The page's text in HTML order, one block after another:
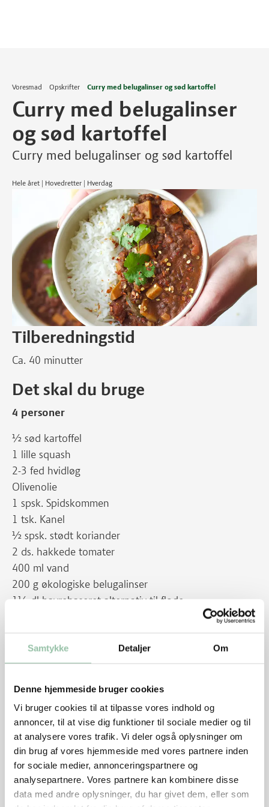
Samtykke Detaljer Om
Denne hjemmeside bruger cookies
Vi bruger cookies til at tilpasse vores indhold og
annoncer, til at vise dig funktioner til sociale medier og til
at analysere vores trafik. Vi deler også oplysninger om
din brug af vores hjemmeside med vores partnere inden
for sociale medier, annonceringspartnere og
analysepartnere. Vores partnere kan kombinere disse
data med andre oplysninger, du har givet dem, eller som
Voresmad Opskrifter Curry med belugalinser og sød kartoffel
Curry med belugalinser
og sød kartoffel
Curry med belugalinser og sød kartoffel
Hele året | Hovedretter | Hverdag
Tilberedningstid
Ca. 40 minutter
Det skal du bruge
4 personer
½ sød kartoffel
1 lille squash
2-3 fed hvidløg
Olivenolie
1 spsk. Spidskommen
1 tsk. Kanel
½ spsk. stødt koriander
2 ds. hakkede tomater
400 ml vand
200 g økologiske belugalinser
1½ dl havrebaseret alternativ til fløde
Tilbehør
Ris
Fladbrød
Frisk koriander
Chiliflager
Sådan gør du